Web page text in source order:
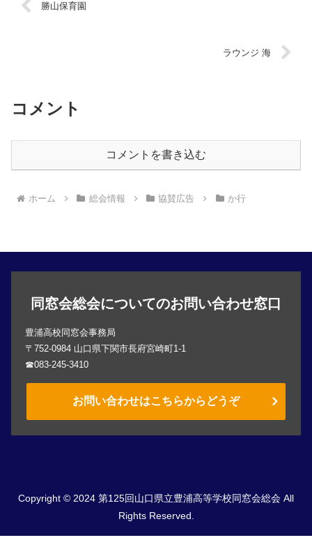
勝山保育園
ラウンジ 海
コメント
コメントを書き込む
ホーム 総会情報 協賛広告 か行
同窓会総会についてのお問い合わせ窓口
豊浦高校同窓会事務局
〒752-0984 山口県下関市長府宮崎町1-1
☎083-245-3410
お問い合わせはこちらからどうぞ
Copyright © 2024 第125回山口県立豊浦高等学校同窓会総会 All
Rights Reserved.